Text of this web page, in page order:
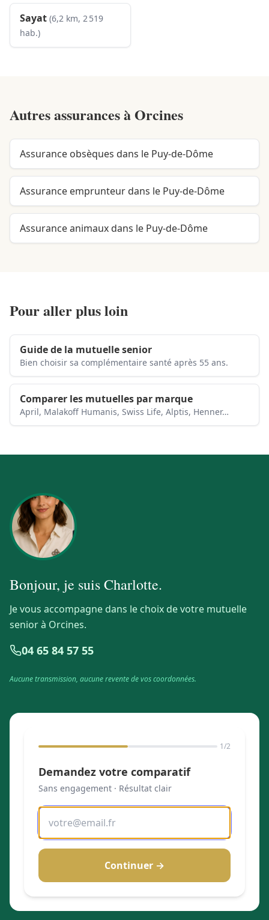
Sayat (6,2 km, 2 519
hab.)
Autres assurances àOrcines
Assurance obsèques dans le Puy-de-Dôme
Assurance emprunteur dans le Puy-de-Dôme
Assurance animaux dans le Puy-de-Dôme
Pour aller plus loin
Guide de la mutuelle senior
Bien choisir sa complémentaire santé après 55 ans.
Comparer les mutuelles par marque
April, Malakoff Humanis, Swiss Life, Alptis, Henner…
Bonjour, je suisCharlotte.
Je vous accompagne dans le choix de votre mutuelle
senior à Orcines.
04 65 84 57 55
Aucune transmission, aucune revente de vos coordonnées.
1/2
Demandez votre comparatif
Sans engagement · Résultat clair
Continuer →